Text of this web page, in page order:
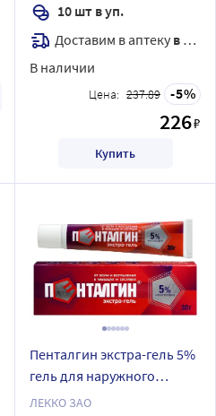
10 шт в уп.
Доставим в аптеку в течение 7 дней
В наличии
Цена: 237.89 5
226₽
Купить
Пенталгин экстра-гель 5%
гель для наружного
применения 30 гр
ЛЕККО ЗАО